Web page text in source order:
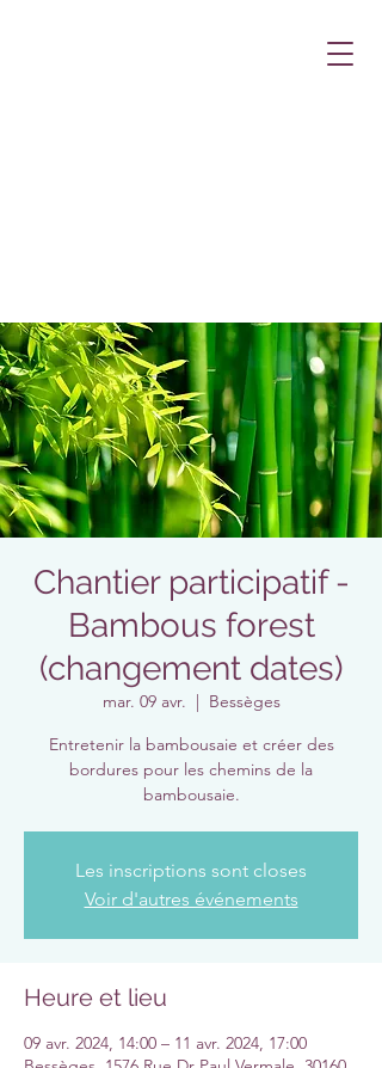
Chantier participatif -
Bambous forest
(changement dates)
mar. 09 avr.
  |
Bessèges
Entretenir la bambousaie et créer des
bordures pour les chemins de la
bambousaie.
Les inscriptions sont closes
Voir d'autres événements
Heure et lieu
09 avr. 2024, 14:00 – 11 avr. 2024, 17:00